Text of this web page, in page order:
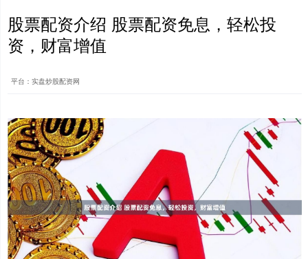
股票配资介绍 股票配资免息，轻松投
资，财富增值
平台：实盘炒股配资网